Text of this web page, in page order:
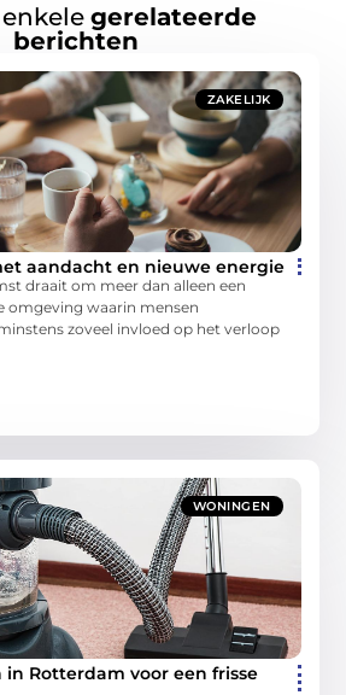
gerelateerde
berichten
ZAKELIJK
aandacht en nieuwe energie
draait om meer dan alleen een
omgeving waarin mensen
zoveel invloed op het verloop
WONINGEN
Rotterdam voor een frisse